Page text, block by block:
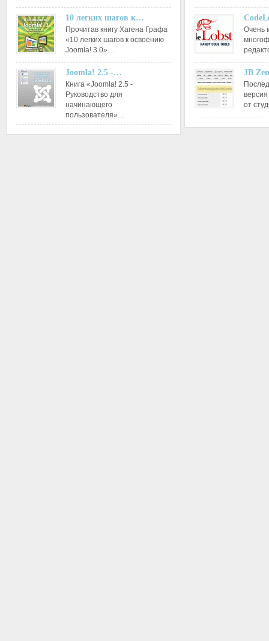
10 легких шагов к…
Прочитав книгу Хагена Графа
«10 легких шагов к освоению
Joomla! 3.0»…
Joomla! 2.5 -…
Книга «Joomla! 2.5 -
Руководство для
начинающего
пользователя»…
Очень
JB
от